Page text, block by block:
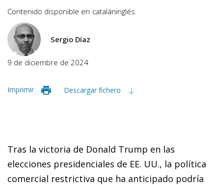
Contenido disponible en cataláninglés
Sergio Díaz
9 de diciembre de 2024
Imprimir Descargar fichero
Tras la victoria de Donald Trump en las
elecciones presidenciales de EE. UU., la política
comercial restrictiva que ha anticipado podría